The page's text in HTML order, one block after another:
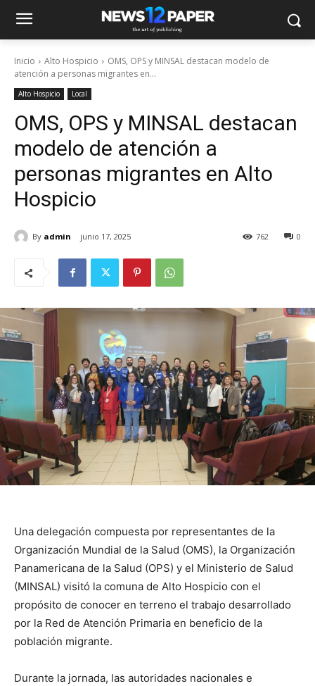
Inicio Alto Hospicio
OMS, OPS y MINSAL destacan modelo de
atención a personas migrantes en...
Alto Hospicio Local
OMS, OPS y MINSAL destacan
modelo de atención a
personas migrantes en Alto
Hospicio
By admin junio 17, 2025 0
762
Una delegación compuesta por representantes de la
Organización Mundial de la Salud (OMS), la Organización
Panamericana de la Salud (OPS) y el Ministerio de Salud
(MINSAL) visitó la comuna de Alto Hospicio con el
propósito de conocer en terreno el trabajo desarrollado
por la Red de Atención Primaria en beneficio de la
población migrante.
Durante la jornada, las autoridades nacionales e